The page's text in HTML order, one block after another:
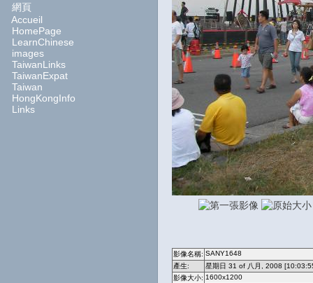
網頁
Accueil
HomePage
LearnChinese
images
TaiwanLinks
TaiwanExpat
Taiwan
HongKongInfo
Links
影像名稱: SANY1648
產生:
星期日 31 of 八月, 2008
影像大小: 1600x1200